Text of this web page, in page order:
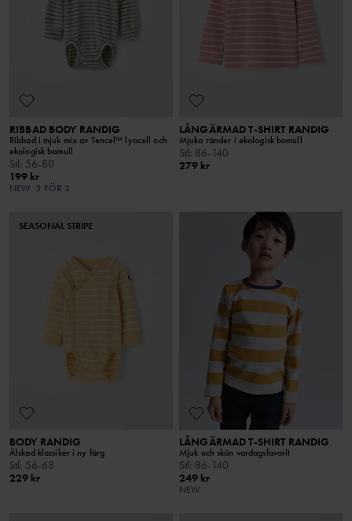
RIBBAD BODY RANDIG
Ribbad i mjuk mix av Tencel™ lyocell och
ekologisk bomull
Stl: 56-80
199 kr
NEW 3 FÖR 2
LÅNGÄRMAD T-SHIRT RANDIG
Mjuka ränder i ekologisk bomull
Stl: 86-140
279 kr
SEASONAL STRIPE
BODY RANDIG
Älskad klassiker i ny färg
Stl: 56-68
229 kr
LÅNGÄRMAD T-SHIRT RANDIG
Mjuk och skön vardagsfavorit
Stl: 86-140
249 kr
NEW